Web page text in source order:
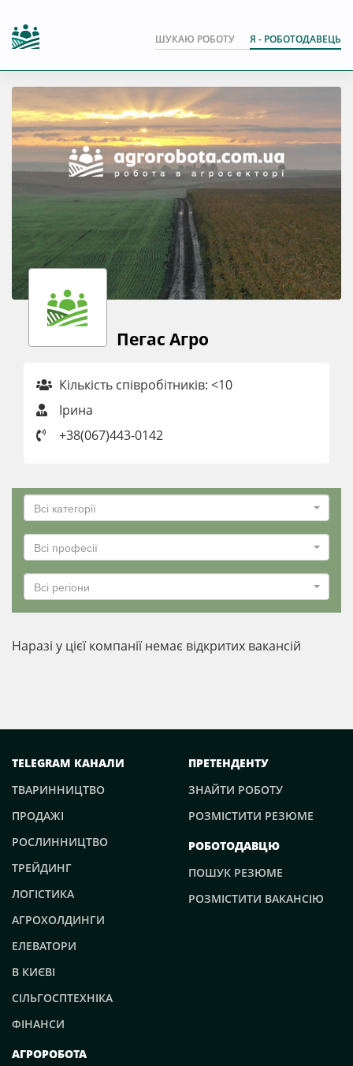
ШУКАЮ РОБОТУ Я - РОБОТОДАВЕЦЬ
Пегас Агро
Кількість співробітників: <10
Ірина
+38(067)443-0142
Всі категорії
Всі професії
Всі регіони
Наразі у цієї компанії немає відкритих вакансій
TELEGRAM КАНАЛИ
ТВАРИННИЦТВО
ПРОДАЖІ
РОСЛИННИЦТВО
ТРЕЙДИНГ
ЛОГІСТИКА
АГРОХОЛДИНГИ
ЕЛЕВАТОРИ
В КИЄВІ
СІЛЬГОСПТЕХНІКА
ФІНАНСИ
ПРЕТЕНДЕНТУ
ЗНАЙТИ РОБОТУ
РОЗМІСТИТИ РЕЗЮМЕ
РОБОТОДАВЦЮ
ПОШУК РЕЗЮМЕ
РОЗМІСТИТИ ВАКАНСІЮ
АГРОРОБОТА